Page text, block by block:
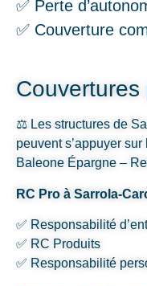
✅ Perte
✅ Couverture
Couvertures
⚖️ Les structures de
peuvent s’appuyer
Baleone Épargne –
RC Pro à Sarrola-
✅ Responsabilité
✅ RC Produits
✅ Responsabilité